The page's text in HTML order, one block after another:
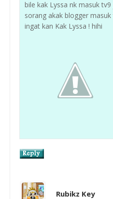
bile kak Lyssa nk masuk
sorang akak blogger
ingat kan Kak Lyssa ! hihi
Rubikz Key